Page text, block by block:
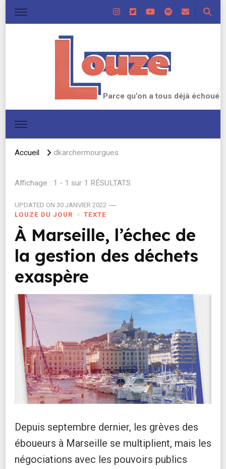
Parce qu’on a tous déjà échoué
Accueil dkarchermourgues
Affichage : 1 - 1 sur 1 RÉSULTATS
UPDATED ON 30 JANVIER 2022
LOUZE DU JOUR
TEXTE
À Marseille, l’échec de
la gestion des déchets
exaspère
Depuis septembre dernier, les grèves des
éboueurs à Marseille se multiplient, mais les
négociations avec les pouvoirs publics